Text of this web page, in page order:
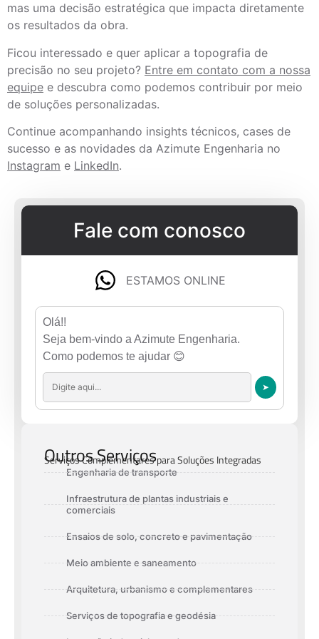
mas uma decisão estratégica que impacta diretamente
os resultados da obra.
Ficou interessado e quer aplicar a topografia de
precisão no seu projeto? Entre em contato com a nossa
equipe e descubra como podemos contribuir por meio
de soluções personalizadas.
Continue acompanhando insights técnicos, cases de
sucesso e as novidades da Azimute Engenharia no
Instagram e LinkedIn.
Fale com conosco
ESTAMOS ONLINE
Olá!!
Seja bem-vindo a Azimute Engenharia.
Como podemos te ajudar 😊
➤
Outros Serviços
Serviços Complementares para Soluções Integradas
Engenharia de transporte
Infraestrutura de plantas industriais e
comerciais
Ensaios de solo, concreto e pavimentação
Meio ambiente e saneamento
Arquitetura, urbanismo e complementares
Serviços de topografia e geodésia